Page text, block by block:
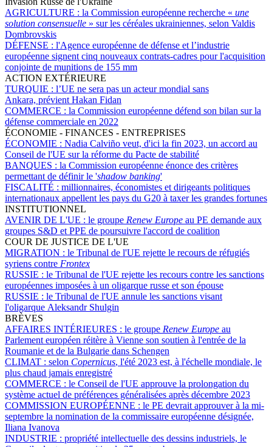
AGRICULTURE : la Commission européenne recherche « une
solution consensuelle » sur les céréales ukrainiennes, selon Valdis
Dombrovskis
DÉFENSE : l'Agence européenne de défense et l’industrie
européenne signent cinq nouveaux contrats-cadres pour l'acquisition
conjointe de munitions de 155 mm
ACTION EXTÉRIEURE
TURQUIE : l’UE ne sera pas un acteur mondial sans
Ankara, prévient Hakan Fidan
COMMERCE : la Commission européenne défend son bilan sur la
défense commerciale en 2022
ÉCONOMIE - FINANCES - ENTREPRISES
ÉCONOMIE : Nadia Calviño veut, d'ici la fin 2023, un accord au
Conseil de l'UE sur la réforme du Pacte de stabilité
BANQUES : la Commission européenne énonce des critères
permettant de définir le 'shadow banking'
FISCALITÉ : millionnaires, économistes et dirigeants politiques
internationaux appellent les pays du G20 à taxer les grandes fortunes
INSTITUTIONNEL
AVENIR DE L'UE : le groupe Renew Europe au PE demande aux
groupes S&D et PPE de poursuivre l'accord de coalition
COUR DE JUSTICE DE L'UE
MIGRATION : le Tribunal de l'UE rejette le recours de réfugiés
syriens contre Frontex
RUSSIE : le Tribunal de l'UE rejette les recours contre les sanctions
européennes imposées à un oligarque russe et son épouse
RUSSIE : le Tribunal de l'UE annule les sanctions visant
l'oligarque Aleksandr Shulgin
BRÈVES
AFFAIRES INTÉRIEURES : le groupe Renew Europe au
Parlement européen réitère à Vienne son soutien à l'entrée de la
Roumanie et de la Bulgarie dans Schengen
CLIMAT : selon Copernicus, l'été 2023 est, à l'échelle mondiale, le
plus chaud jamais enregistré
COMMERCE : le Conseil de l'UE approuve la prolongation du
système actuel de préférences généralisées après décembre 2023
COMMISSION EUROPÉENNE : le PE devrait approuver à la mi-
septembre la nomination de la commissaire européenne désignée,
Iliana Ivanova
INDUSTRIE : propriété intellectuelle des dessins industriels, le